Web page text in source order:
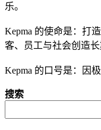
乐。
Kepma 的使命是：打
客、员工与社会创造长
Kepma 的口号是：因
搜索